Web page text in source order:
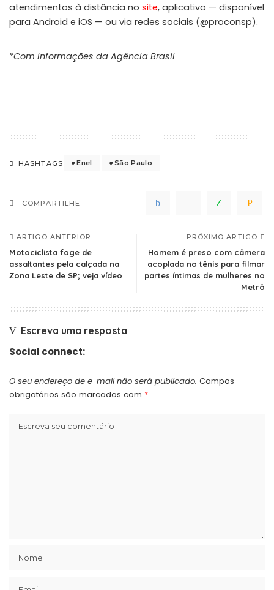
atendimentos à distância no site, aplicativo — disponível
para Android e iOS — ou via redes sociais (@proconsp).
*Com informações da Agência Brasil
HASHTAGS Enel São Paulo
COMPARTILHE
ARTIGO ANTERIOR
Motociclista foge de
assaltantes pela calçada na
Zona Leste de SP; veja vídeo
PRÓXIMO ARTIGO
Homem é preso com câmera
acoplada no tênis para filmar
partes íntimas de mulheres no
Metrô
Escreva uma resposta
Social connect:
O seu endereço de e-mail não será publicado. Campos
obrigatórios são marcados com *